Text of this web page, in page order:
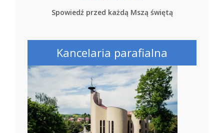
Spowiedź przed każdą Mszą świętą
Kancelaria parafialna